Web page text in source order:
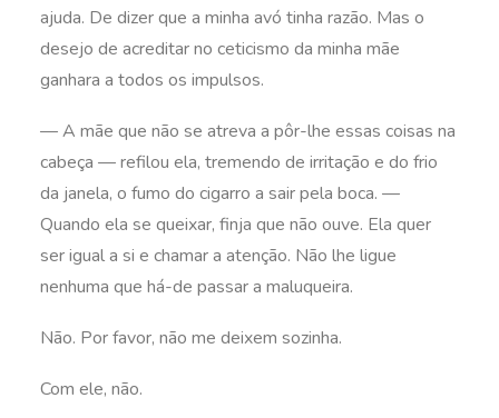
ajuda. De dizer que a minha avó tinha razão. Mas o
desejo de acreditar no ceticismo da minha mãe
ganhara a todos os impulsos.
— A mãe que não se atreva a pôr-lhe essas coisas na
cabeça — refilou ela, tremendo de irritação e do frio
da janela, o fumo do cigarro a sair pela boca. —
Quando ela se queixar, finja que não ouve. Ela quer
ser igual a si e chamar a atenção. Não lhe ligue
nenhuma que há-de passar a maluqueira.
Não. Por favor, não me deixem sozinha.
Com ele, não.